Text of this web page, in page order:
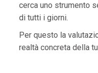
cerca uno strumento
di tutti i giorni.
Per questo la
realtà concreta della